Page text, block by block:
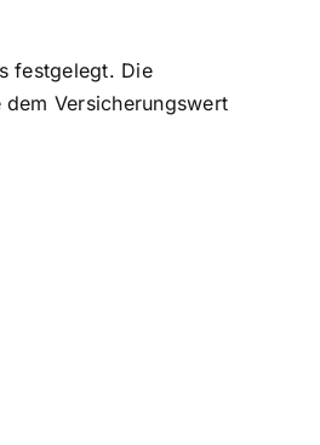
festgelegt. Die
Versicherungswert